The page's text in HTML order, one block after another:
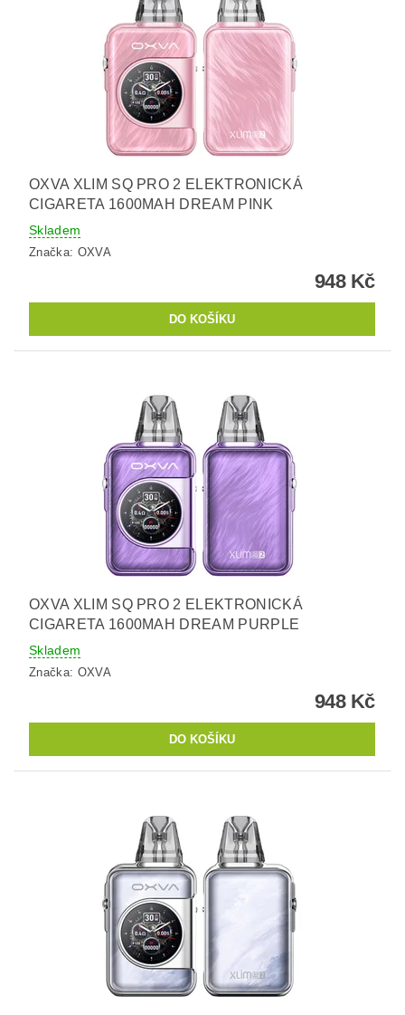
OXVA XLIM SQ PRO 2 ELEKTRONICKÁ
CIGARETA 1600MAH DREAM PINK
Skladem
Značka: OXVA
948 Kč
OXVA XLIM SQ PRO 2 ELEKTRONICKÁ
CIGARETA 1600MAH DREAM PURPLE
Skladem
Značka: OXVA
948 Kč